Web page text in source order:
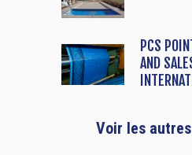
PCS
AND
Voir les